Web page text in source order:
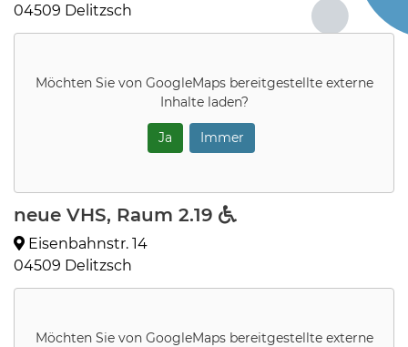
04509 Delitzsch
Möchten Sie von GoogleMapsbereitgestellte externe
Inhalte laden?
Ja Immer
neue VHS, Raum 2.19
Eisenbahnstr. 14
04509 Delitzsch
Möchten Sie von GoogleMapsbereitgestellte externe